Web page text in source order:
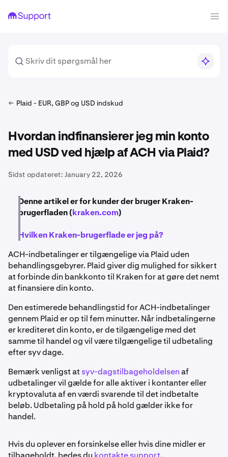
Plaid - EUR, GBP og USD indskud
Hvordan indfinansierer jeg min konto
med USD ved hjælp af ACH via Plaid?
Sidst opdateret: January 22, 2026
Denne artikel er for kunder der bruger Kraken-
brugerfladen (kraken.com)
Hvilken Kraken-brugerflade er jeg på?
ACH-indbetalinger er tilgængelige via Plaid uden
behandlingsgebyrer. Plaid giver dig mulighed for sikkert
at forbinde din bankkonto til Kraken for at gøre det nemt
at finansiere din konto.
Den estimerede behandlingstid for ACH-indbetalinger
gennem Plaid er op til fem minutter. Når indbetalingerne
er krediteret din konto, er de tilgængelige med det
samme til handel og vil være tilgængelige til udbetaling
efter syv dage.
Bemærk venligst atsyv-dagstilbageholdelsenaf
udbetalinger vil gælde for alle aktiver i kontanter eller
kryptovaluta af en værdi svarende til det indbetalte
beløb. Udbetaling på hold på hold gælder ikke for
handel.
Hvis du oplever en forsinkelse eller hvis dine midler er